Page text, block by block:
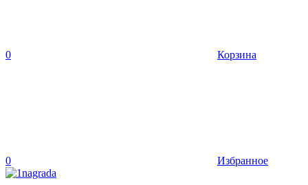
0 Корзина
0 Избранное